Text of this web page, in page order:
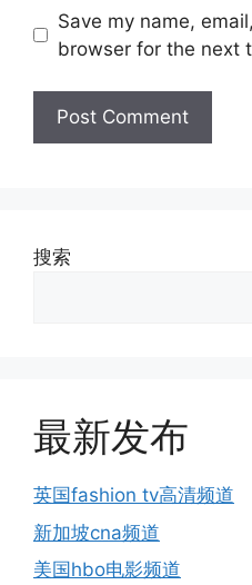
Save my name,
browser for the next
搜索
最新发布
英国fashion tv高清频道
新加坡cna频道
美国hbo电影频道